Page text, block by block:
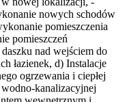
nowych schodów
pomieszczenia
pomieszczeń
nad wejściem do
łazienek, d) Instalacje
ogrzewania i ciepłej
kanalizacyjnej